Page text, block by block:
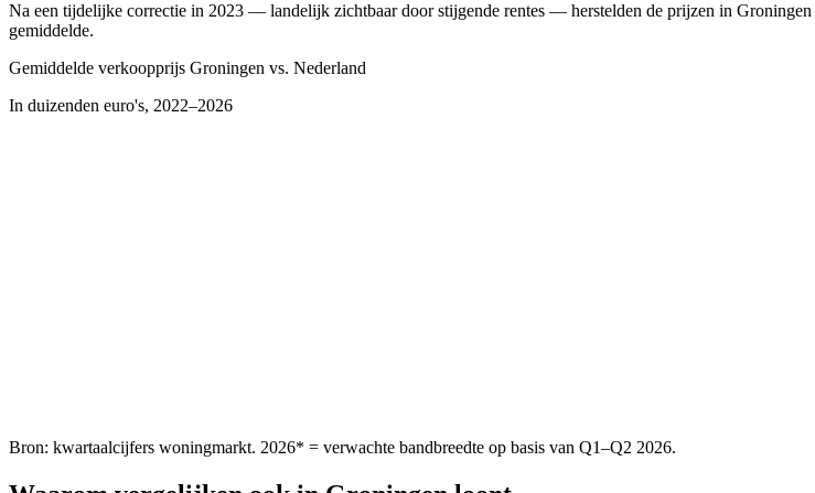
Na een tijdelijke correctie in 2023 — landelijk zichtbaar door stijgende rentes — herstelden de prijzen in Groningen
gemiddelde.
Gemiddelde verkoopprijs Groningen vs. Nederland
In duizenden euro's, 2022–2026
Bron: kwartaalcijfers woningmarkt. 2026* = verwachte bandbreedte op basis van Q1–Q2 2026.